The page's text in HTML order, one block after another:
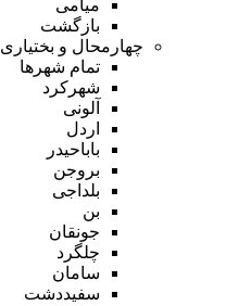
میامی
بازگشت
چهارمحال و بختیاری
تمام شهر‌ها
شهرکرد
آلونی
اردل
باباحیدر
بروجن
بلداجی
بن
جونقان
چلگرد
سامان
سفیددشت